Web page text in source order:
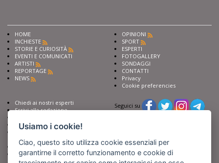
HOME
INCHIESTE
STORIE E CURIOSITÀ
EVENTI E COMUNICATI
ARTISTI
REPORTAGE
NEWS
OPINIONI
SPORT
ESPERTI
FOTOGALLERY
SONDAGGI
CONTATTI
Privacy
Cookie preferencies
Chiedi ai nostri esperti
Scrivi alla redazione
Sostieni Barinedita
Iscriviti al nostro corso di
giornalismo
Compra i nostri libri
Entra in Barinedita Map
Seguici su
Usiamo i cookie!
Ciao, questo sito utilizza cookie essenziali per
garantirne il corretto funzionamento e cookie di